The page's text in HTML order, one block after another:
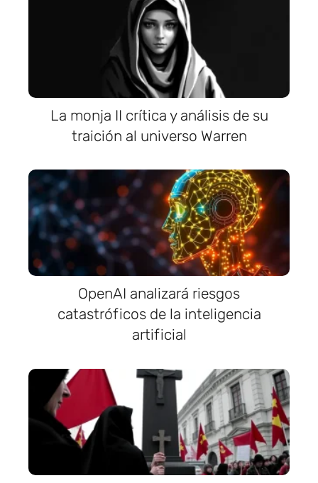
La monja II crítica y análisis de su
traición al universo Warren
OpenAI analizará riesgos
catastróficos de la inteligencia
artificial